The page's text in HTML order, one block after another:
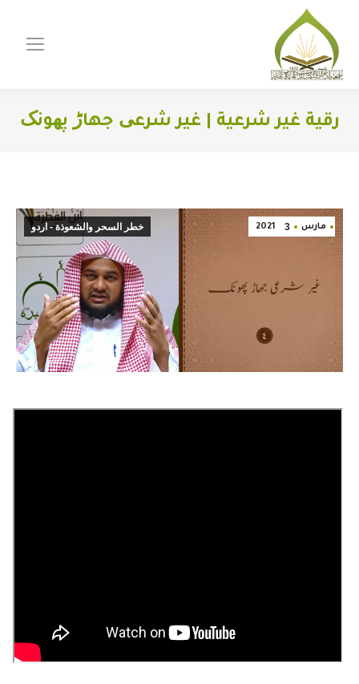
رقية غير شرعية | غير شرعی جهاڑ پھونک
مارس 3
2021 خطر السحر والشعوذة - اردو